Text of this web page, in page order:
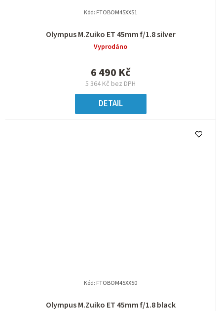
Olympus M.Zuiko ET 45mm f/1.8 silver
Vyprodáno
5 364 Kč bez DPH
6 490 Kč
DETAIL
Kód: FTOBOM45XX51
Olympus M.Zuiko ET 45mm f/1.8 black
Kód: FTOBOM45XX50